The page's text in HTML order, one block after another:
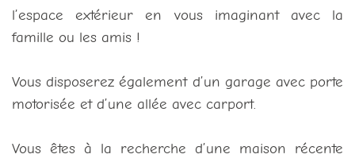
l’espace extérieur en vous imaginant avec la
famille ou les amis !
Vous disposerez également d’un garage avec porte
motorisée et d’une allée avec carport.
Vous êtes à la recherche d’une maison récente